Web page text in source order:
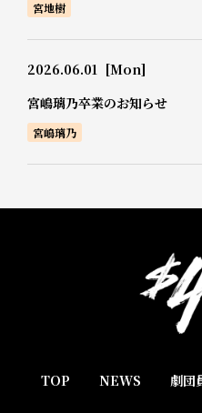
宮地樹
2026.06.01 [Mon]
宮嶋璃乃卒業のお知らせ
宮嶋璃乃
TOP NEWS 劇団